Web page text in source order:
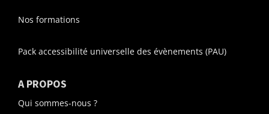
Nos formations
Pack accessibilité universelle des évènements (PAU)
A PROPOS
Qui sommes-nous ?